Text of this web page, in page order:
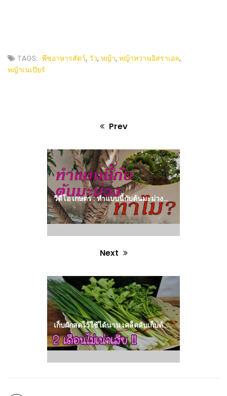
TAGS: พืชอาหารสัตว์, วัว, หญ้า, หญ้าหวานอิสราเอล,
หญ้าเนเปียร์
Prev
Previous
post:
วีดีโอ เกษตร : ทำแบบนี้กับต้นมะม่วงทำไม? – Pai91.5
Next
เก็บผักสดไว้ใช้ได้นาน เคล็ดลับเก็บต้นหอม ผักชี คึ่นช่าย เก็บแบบนี้ 2 เดือนก็ไม่เน่าเสีย!!